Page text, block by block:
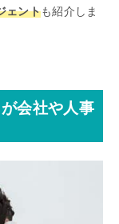
ェントも紹介しま
会社や人事